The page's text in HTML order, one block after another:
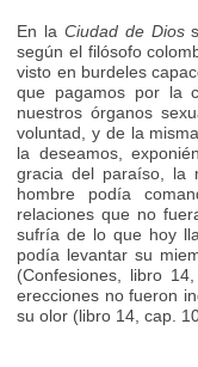
En laCiudad de Dios
según el filósofo
visto en burdeles
que pagamos por la
nuestros órganos
voluntad, y de la
la deseamos,
gracia del paraíso, la
hombre podía
relaciones que no
sufría de lo que hoy
podía levantar su
(Confesiones, libro
erecciones no fueron
su olor (libro 14, cap.